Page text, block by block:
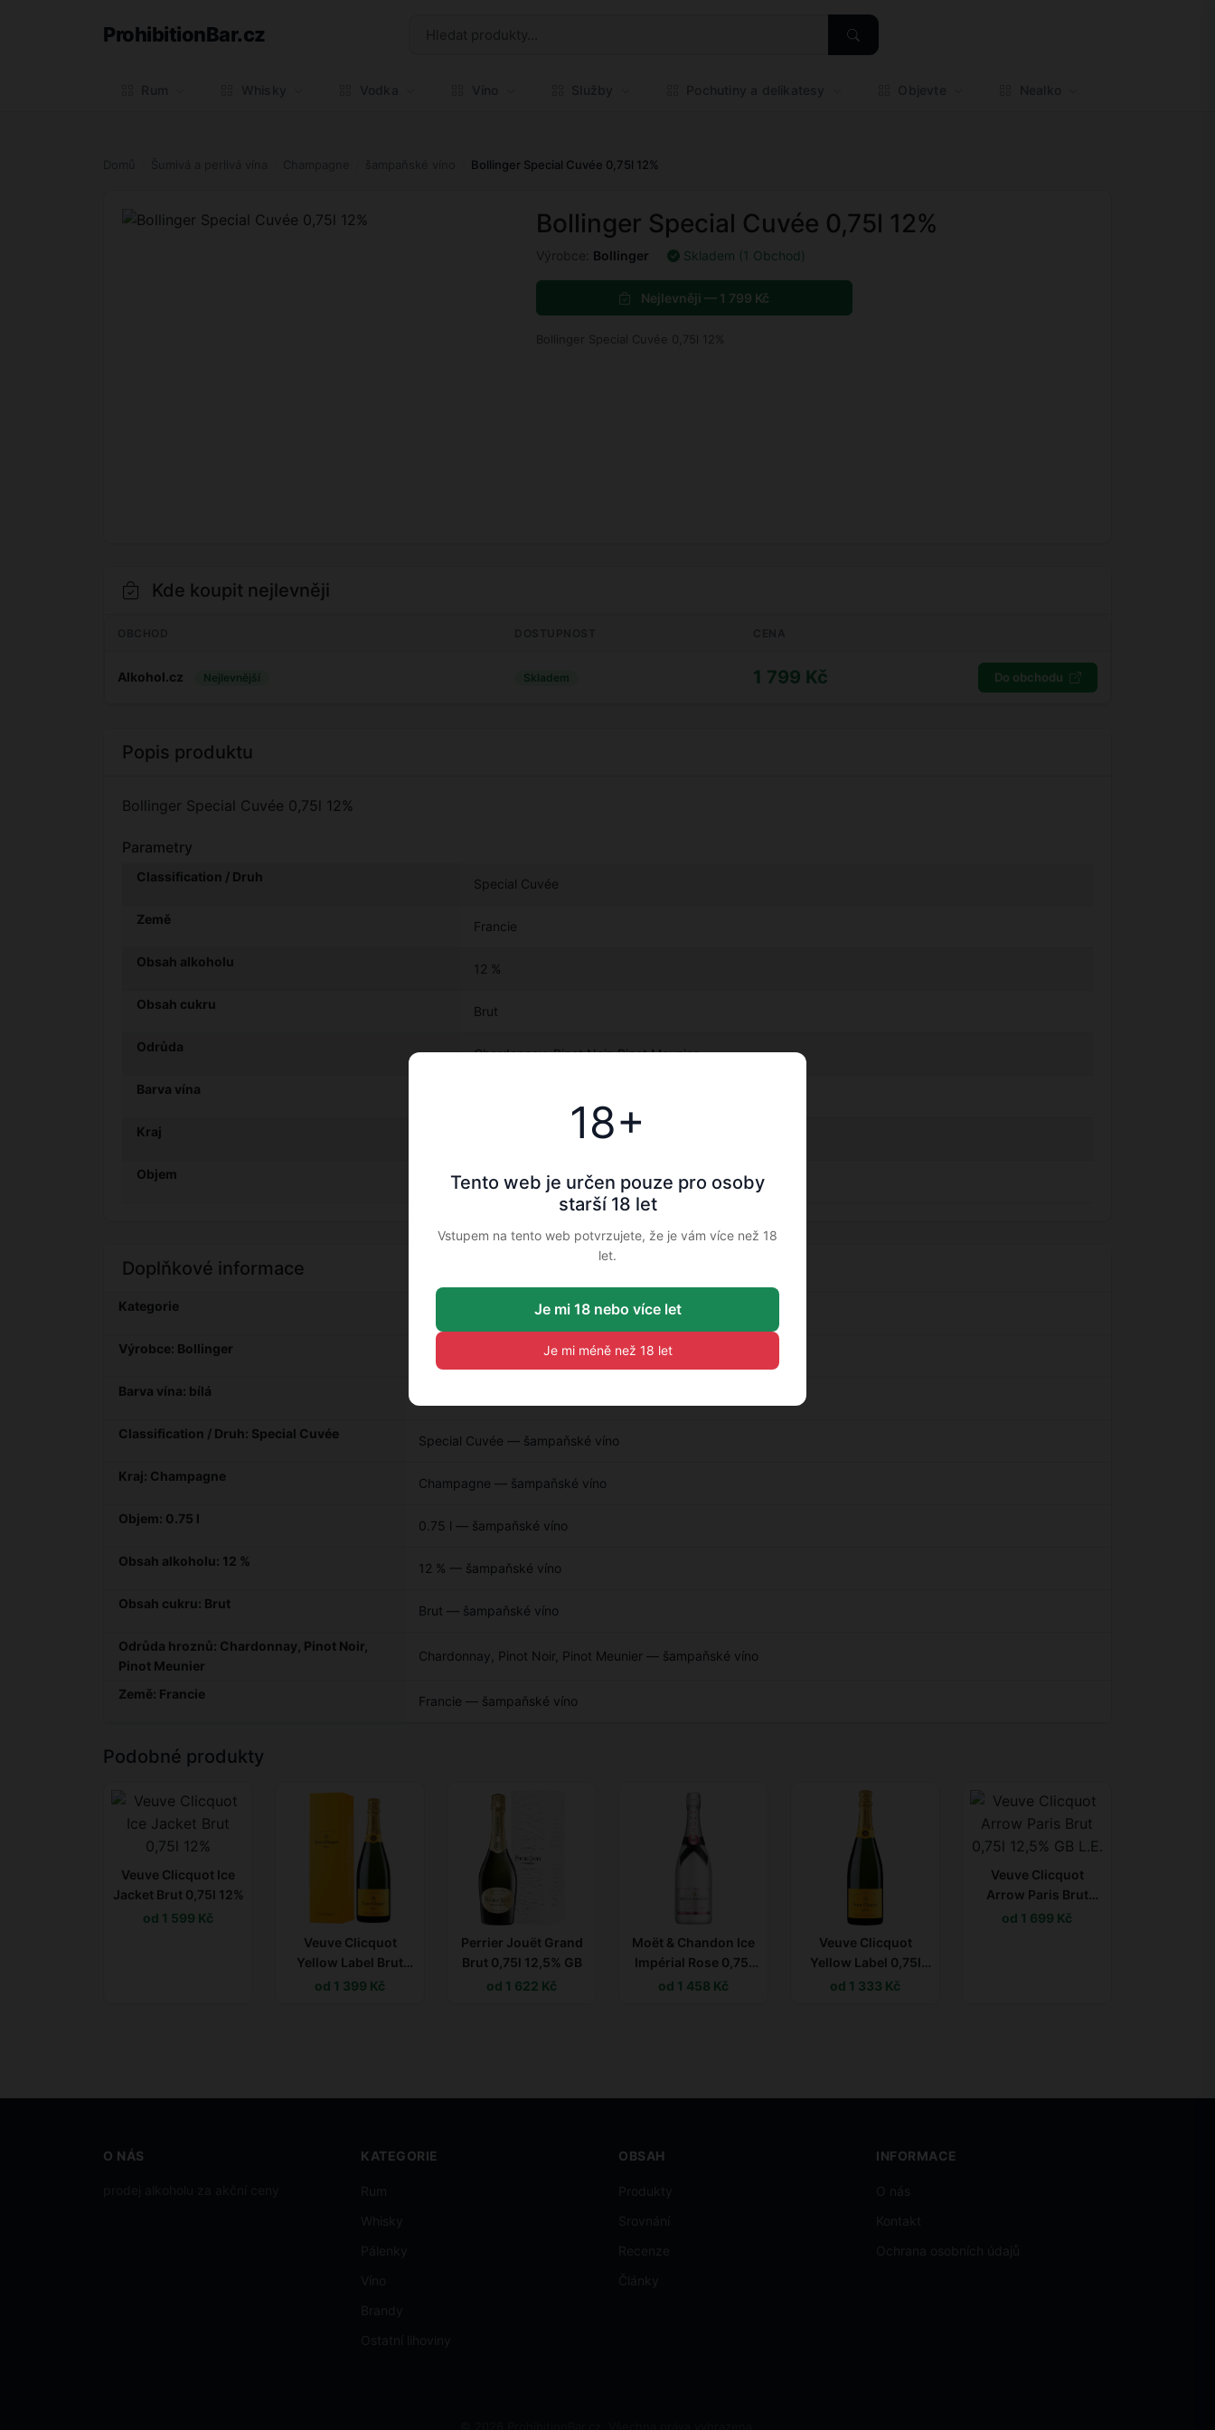
18+
Tento web je určen pouze pro osoby
starší 18 let
Vstupem na tento web potvrzujete, že je vám více než 18
let.
Je mi 18 nebo více let
Je mi méně než 18 let
ProhibitionBar.cz
Bollinger Special Cuvée 0,75l 12%
Bollinger Special Cuvée 0,75l 12%
Výrobce: Bollinger Skladem (1 Obchod)
Nejlevněji — 1 799 Kč
Bollinger Special Cuvée 0,75l 12%
Kde koupit nejlevněji
Alkohol.cz Nejlevnější Skladem 1 799 Kč Do obchodu
Popis produktu
Bollinger Special Cuvée 0,75l 12%
Parametry
Classification / Druh Special Cuvée
Země Francie
Obsah alkoholu 12 %
Obsah cukru Brut
Odrůda Chardonnay, Pinot Noir, Pinot Meunier
Barva vína
Kraj
Objem 0.75 l
Doplňkové informace
Kategorie
Výrobce: Bollinger Bollinger — šampaňské víno
Barva vína: bílá
Classification / Druh: Special Cuvée Special Cuvée — šampaňské víno
Kraj: Champagne Champagne — šampaňské víno
Objem: 0.75 l 0.75 l — šampaňské víno
Obsah alkoholu: 12 % 12 % — šampaňské víno
Obsah cukru: Brut Brut — šampaňské víno
Odrůda hroznů: Chardonnay, Pinot Noir,
Pinot Meunier
Chardonnay, Pinot Noir, Pinot Meunier — šampaňské víno
Země: Francie Francie — šampaňské víno
Podobné produkty
Veuve Clicquot Ice
Jacket Brut 0,75l 12%
od 1 599 Kč
Veuve Clicquot
Yellow Label Brut
0,75l 12,5% GB
od 1 399 Kč
Perrier Jouët Grand
Brut 0,75l 12,5% GB
od 1 622 Kč
Moët & Chandon Ice
Impérial Rose 0,75l
12,5%
od 1 458 Kč
Veuve Clicquot
Yellow Label 0,75l
12,5%
od 1 333 Kč
Veuve Clicquot
Arrow Paris Brut
0,75l 12,5% GB L.E.
od 1 699 Kč
O NÁS KATEGORIE OBSAH INFORMACE